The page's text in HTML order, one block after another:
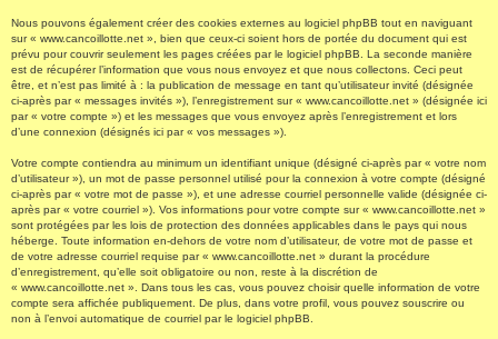
Nous pouvons également créer des cookies externes au logiciel phpBB tout en naviguant
sur « www.cancoillotte.net », bien que ceux-ci soient hors de portée du document qui est
prévu pour couvrir seulement les pages créées par le logiciel phpBB. La seconde manière
est de récupérer l’information que vous nous envoyez et que nous collectons. Ceci peut
être, et n’est pas limité à : la publication de message en tant qu’utilisateur invité (désignée
ci-après par « messages invités »), l’enregistrement sur « www.cancoillotte.net » (désignée ici
par « votre compte ») et les messages que vous envoyez après l’enregistrement et lors
d’une connexion (désignés ici par « vos messages »).
Votre compte contiendra au minimum un identifiant unique (désigné ci-après par « votre nom
d’utilisateur »), un mot de passe personnel utilisé pour la connexion à votre compte (désigné
ci-après par « votre mot de passe »), et une adresse courriel personnelle valide (désignée ci-
après par « votre courriel »). Vos informations pour votre compte sur « www.cancoillotte.net »
sont protégées par les lois de protection des données applicables dans le pays qui nous
héberge. Toute information en-dehors de votre nom d’utilisateur, de votre mot de passe et
de votre adresse courriel requise par « www.cancoillotte.net » durant la procédure
d’enregistrement, qu’elle soit obligatoire ou non, reste à la discrétion de
« www.cancoillotte.net ». Dans tous les cas, vous pouvez choisir quelle information de votre
compte sera affichée publiquement. De plus, dans votre profil, vous pouvez souscrire ou
non à l’envoi automatique de courriel par le logiciel phpBB.